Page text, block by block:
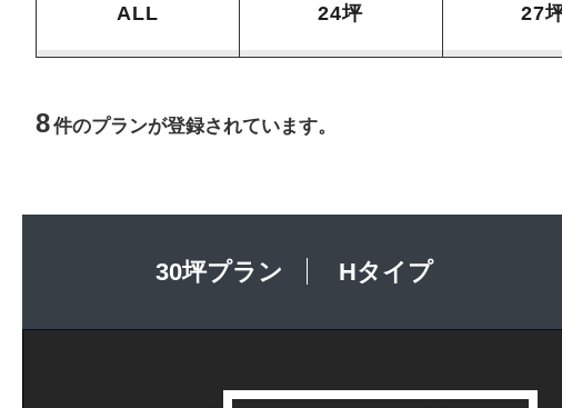
ALL 24坪 27
8件のプランが登録されています。
30坪プラン Hタイプ